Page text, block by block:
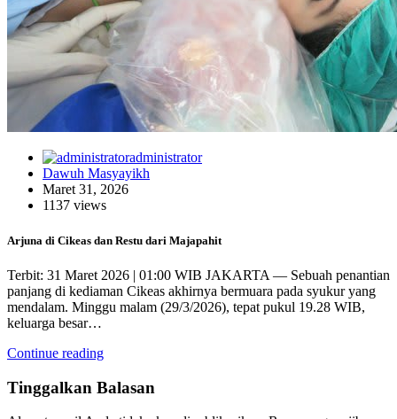
administrator
Dawuh Masyayikh
Maret 31, 2026
1137 views
Arjuna di Cikeas dan Restu dari Majapahit
Terbit: 31 Maret 2026 | 01:00 WIB JAKARTA — Sebuah penantian
panjang di kediaman Cikeas akhirnya bermuara pada syukur yang
mendalam. Minggu malam (29/3/2026), tepat pukul 19.28 WIB,
keluarga besar…
Continue reading
Tinggalkan Balasan